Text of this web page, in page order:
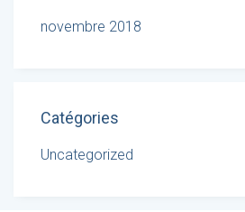
novembre 2018
Catégories
Uncategorized